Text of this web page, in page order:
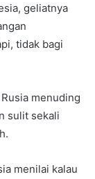
geliatnya
tidak bagi
menuding
sulit sekali
menilai kalau